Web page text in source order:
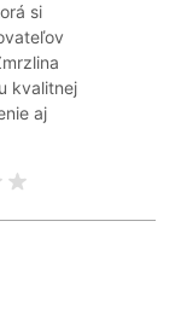
si
kvalitnej
aj